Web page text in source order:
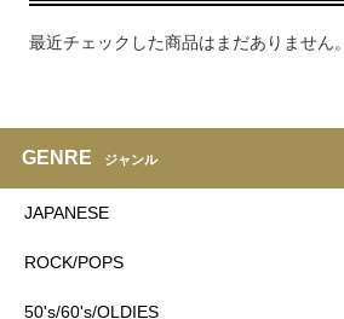
最近チェックした商品はまだありません。
GENRE ジャンル
JAPANESE
ROCK/POPS
50's/60's/OLDIES